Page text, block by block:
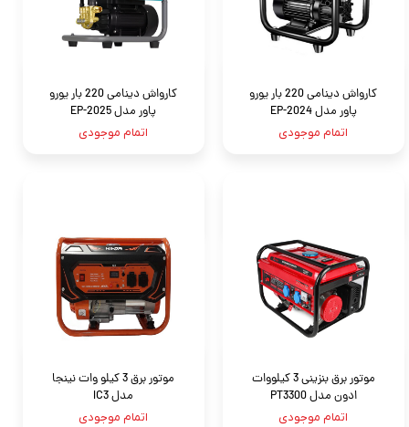
کارواش دینامی 220 بار یورو
پاور مدل EP-2024
اتمام موجودی
کارواش دینامی 220 بار یورو
پاور مدل EP-2025
اتمام موجودی
موتور برق بنزینی 3 کیلووات
ادون مدل PT3300
اتمام موجودی
موتور برق 3 کیلو وات نینجا
مدل IC3
اتمام موجودی